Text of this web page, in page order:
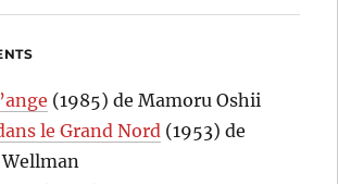
(1985) de Mamoru Oshii
le Grand Nord (1953) de